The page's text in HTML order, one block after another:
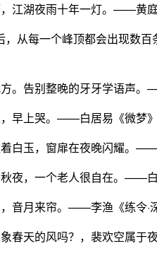
江湖夜雨十年一灯。——黄庭
，从每一个峰顶都会出现数
。告别整晚的牙牙学语声。
早上哭。——白居易《微梦》
白玉，窗扉在夜晚闪耀。
夜，一个老人很自在。——白
音月来帘。——李渔《练令·
春天的风吗？，裴欢空属